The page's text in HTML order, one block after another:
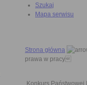
Szukaj
Mapa serwisu
Strona główna
prawa w pracy
Konkurs